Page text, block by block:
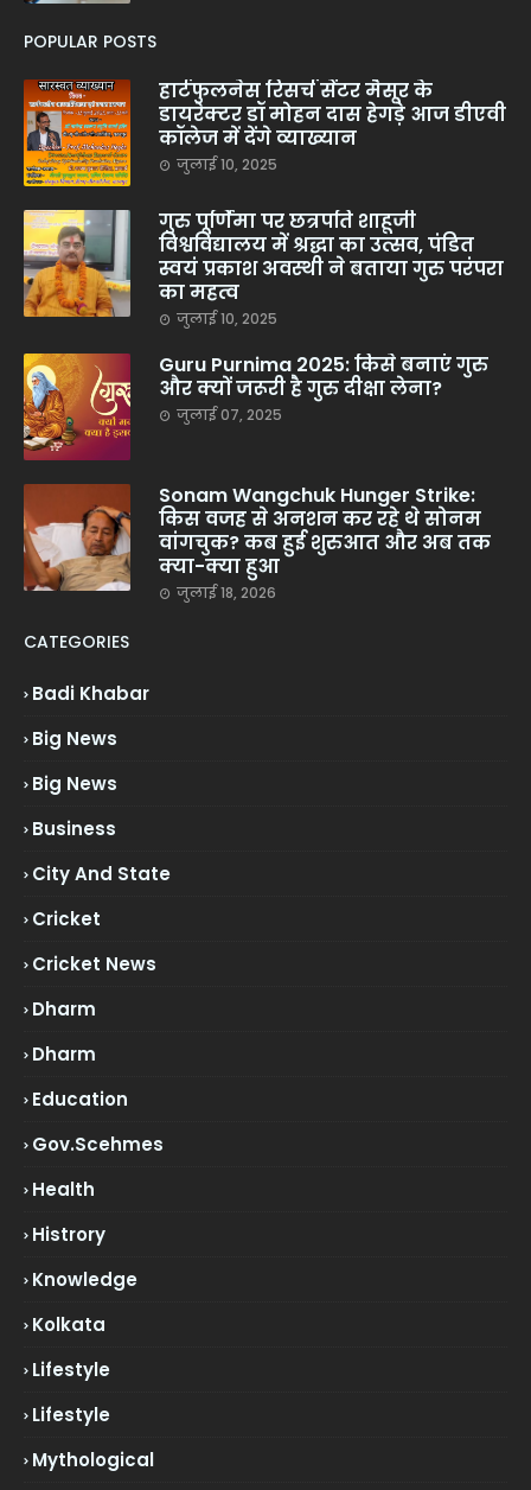
POPULAR POSTS
हार्टफुलनेस रिसर्च सेंटर मैसूर के
डायरेक्टर डॉ मोहन दास हेगड़े आज डीएवी
कॉलेज में देंगे व्याख्यान
जुलाई 10, 2025
गुरु पूर्णिमा पर छत्रपति शाहूजी
विश्वविद्यालय में श्रद्धा का उत्सव, पंडित
स्वयं प्रकाश अवस्थी ने बताया गुरु परंपरा
का महत्व
जुलाई 10, 2025
Guru Purnima 2025: किसे बनाएं गुरु
और क्यों जरूरी है गुरु दीक्षा लेना?
जुलाई 07, 2025
Sonam Wangchuk Hunger Strike:
किस वजह से अनशन कर रहे थे सोनम
वांगचुक? कब हुई शुरुआत और अब तक
क्या-क्या हुआ
जुलाई 18, 2026
CATEGORIES
Badi Khabar
Big News
Big News
Business
City And State
Cricket
Cricket News
Dharm
Dharm
Education
Gov.scehmes
Health
Histrory
Knowledge
Kolkata
Lifestyle
Lifestyle
Mythological